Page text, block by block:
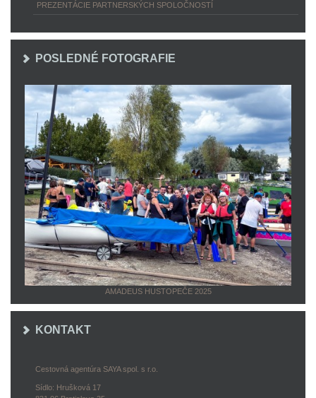
PREZENTÁCIE PARTNERSKÝCH SPOLOČNOSTÍ
POSLEDNÉ FOTOGRAFIE
AMADEUS HUSTOPEČE 2025
KONTAKT
Cestovná agentúra SAYA spol. s r.o.
Sídlo: Hrušková 17